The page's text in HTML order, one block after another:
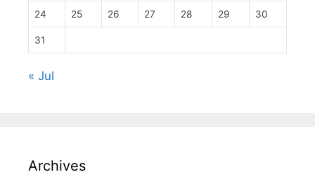
24 25 26 27 28 29 30
31
« Jul
Archives